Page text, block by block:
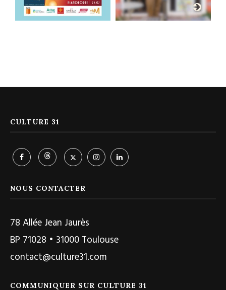
CULTURE 31
NOUS CONTACTER
78 Allée Jean Jaurès
BP 71028 • 31000 Toulouse
contact@culture31.com
COMMUNIQUER SUR CULTURE 31